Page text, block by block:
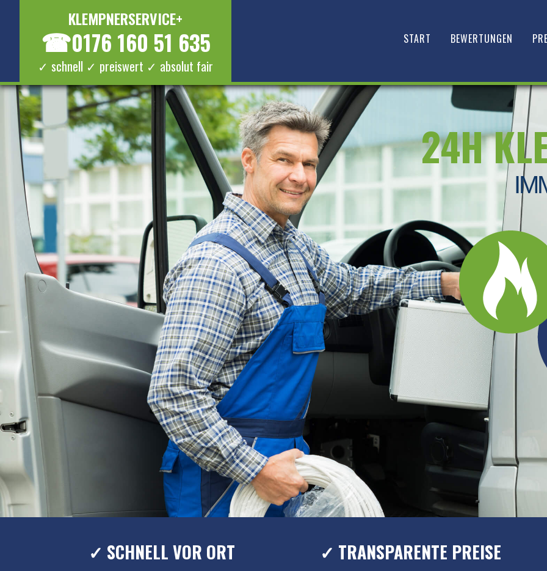
KLEMPNERSERVICE+
☎0176 160 51 635
✓ schnell ✓ preiswert ✓ absolut fair
START BEWERTUNGEN
24H
✓ SCHNELL VOR ORT ✓ TRANSPARENTE PREISE